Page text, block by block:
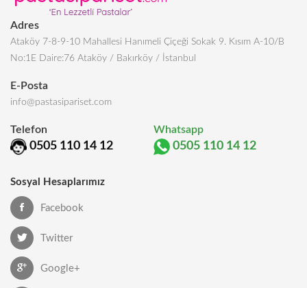
Adres
Ataköy 7-8-9-10 Mahallesi Hanımeli Çiçeği Sokak 9. Kısım A-10/B
No:1E Daire:76 Ataköy / Bakırköy / İstanbul
E-Posta
info@pastasipariset.com
Telefon
0505 110 14 12
Whatsapp
0505 110 14 12
Sosyal Hesaplarımız
Facebook
Twitter
Google+